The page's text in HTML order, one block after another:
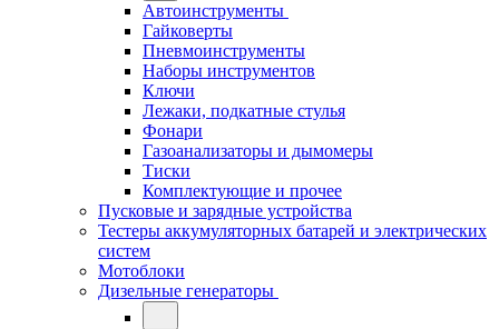
Автоинструменты
Гайковерты
Пневмоинструменты
Наборы инструментов
Ключи
Лежаки, подкатные стулья
Фонари
Газоанализаторы и дымомеры
Тиски
Комплектующие и прочее
Пусковые и зарядные устройства
Тестеры аккумуляторных батарей и электрических
систем
Мотоблоки
Дизельные генераторы